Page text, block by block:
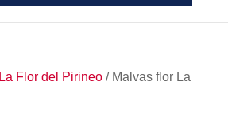
La Flor del Pirineo/ Malvas flor La